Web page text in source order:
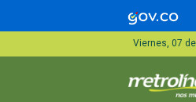
Viernes, 07